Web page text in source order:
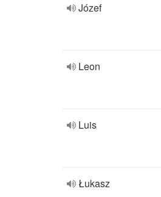
Józef
Leon
Luis
Łukasz